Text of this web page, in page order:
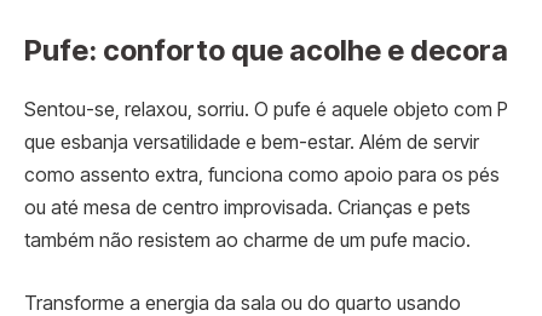
Pufe: conforto que acolhe e decora
Sentou-se, relaxou, sorriu. O pufe é aquele objeto com P
que esbanja versatilidade e bem-estar. Além de servir
como assento extra, funciona como apoio para os pés
ou até mesa de centro improvisada. Crianças e pets
também não resistem ao charme de um pufe macio.
Transforme a energia da sala ou do quarto usando